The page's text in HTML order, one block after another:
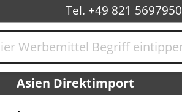
Tel. +49 821 5697950
Asien Direktimport